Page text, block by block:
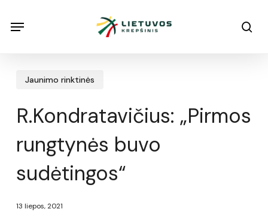
Menu
Jaunimo rinktinės
R.Kondratavičius: „Pirmos
rungtynės buvo
sudėtingos“
13 liepos, 2021